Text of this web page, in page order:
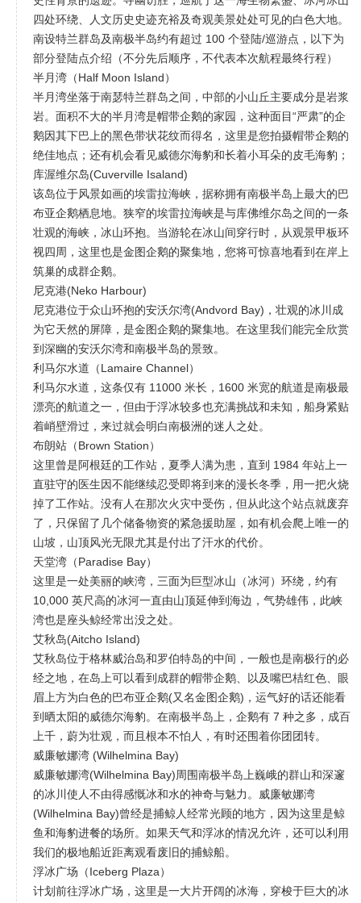
四处环绕、人文历史史迹充裕及奇观美景处处可见的白色大地。
南设特兰群岛及南极半岛约有超过 100 个登陆/巡游点，以下为
部分登陆点介绍（不分先后顺序，不代表本次航程最终行程）
半月湾（Half Moon Island）
半月湾坐落于南瑟特兰群岛之间，中部的小山丘主要成分是岩浆
岩。面积不大的半月湾是帽带企鹅的家园，这种面目“严肃”的企
鹅因其下巴上的黑色带状花纹而得名，这里是您拍摄帽带企鹅的
绝佳地点；还有机会看见威德尔海豹和长着小耳朵的皮毛海豹；
库渥维尔岛(Cuverville Isaland)
该岛位于风景如画的埃雷拉海峡，据称拥有南极半岛上最大的巴
布亚企鹅栖息地。狭窄的埃雷拉海峡是与库佛维尔岛之间的一条
壮观的海峡，冰山环抱。当游轮在冰山间穿行时，从观景甲板环
视四周，这里也是金图企鹅的聚集地，您将可惊喜地看到在岸上
筑巢的成群企鹅。
尼克港(Neko Harbour)
尼克港位于众山环抱的安沃尔湾(Andvord Bay)，壮观的冰川成
为它天然的屏障，是金图企鹅的聚集地。在这里我们能完全欣赏
到深幽的安沃尔湾和南极半岛的景致。
利马尔水道（Lamaire Channel）
利马尔水道，这条仅有 11000 米长，1600 米宽的航道是南极最
漂亮的航道之一，但由于浮冰较多也充满挑战和未知，船身紧贴
着峭壁滑过，来过就会明白南极洲的迷人之处。
布朗站（Brown Station）
这里曾是阿根廷的工作站，夏季人满为患，直到 1984 年站上一
直驻守的医生因不能继续忍受即将到来的漫长冬季，用一把火烧
掉了工作站。没有人在那次火灾中受伤，但从此这个站点就废弃
了，只保留了几个储备物资的紧急援助屋，如有机会爬上唯一的
山坡，山顶风光无限尤其是付出了汗水的代价。
天堂湾（Paradise Bay）
这里是一处美丽的峡湾，三面为巨型冰山（冰河）环绕，约有
10,000 英尺高的冰河一直由山顶延伸到海边，气势雄伟，此峡
湾也是座头鲸经常出没之处。
艾秋岛(Aitcho Island)
艾秋岛位于格林威治岛和罗伯特岛的中间，一般也是南极行的必
经之地，在岛上可以看到成群的帽带企鹅、以及嘴巴桔红色、眼
眉上方为白色的巴布亚企鹅(又名金图企鹅)，运气好的话还能看
到晒太阳的威德尔海豹。在南极半岛上，企鹅有 7 种之多，成百
上千，蔚为壮观，而且根本不怕人，有时还围着你团团转。
威廉敏娜湾 (Wilhelmina Bay)
威廉敏娜湾(Wilhelmina Bay)周围南极半岛上巍峨的群山和深邃
的冰川使人不由得感慨冰和水的神奇与魅力。威廉敏娜湾
(Wilhelmina Bay)曾经是捕鲸人经常光顾的地方，因为这里是鲸
鱼和海豹进餐的场所。如果天气和浮冰的情况允许，还可以利用
我们的极地船近距离观看废旧的捕鲸船。
浮冰广场（Iceberg Plaza）
计划前往浮冰广场，这里是一大片开阔的冰海，穿梭于巨大的冰